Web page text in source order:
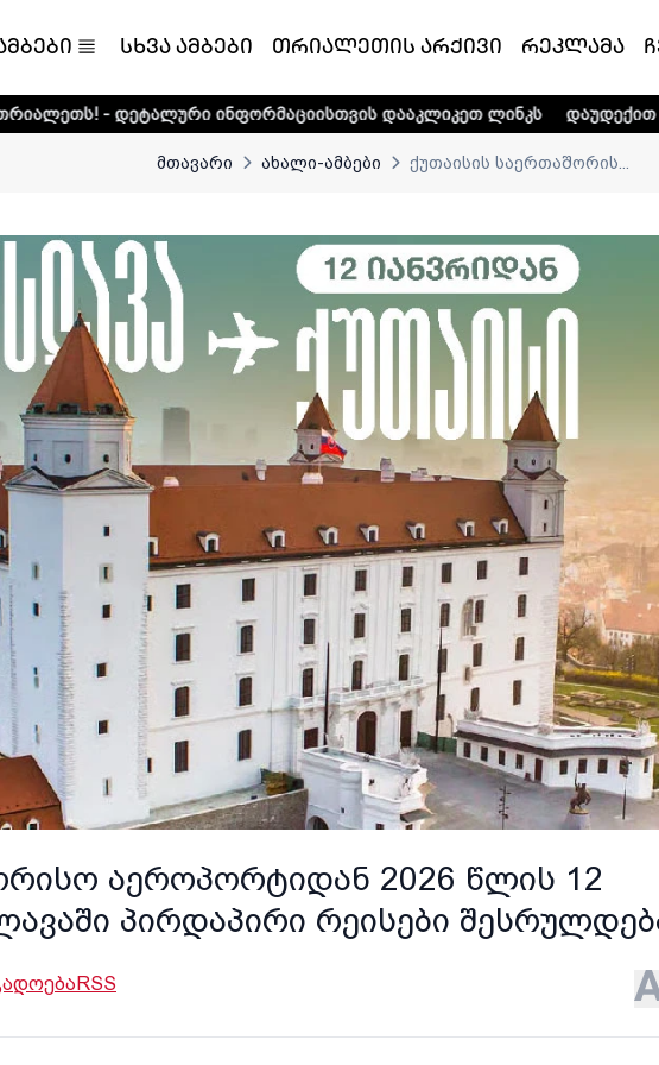
სხვა ამბები თრიალეთის არქივი რეკლამა
ინფორმაციისთვის დააკლიკეთ ლინკს დაუდექით მხარში ტელე-
მთავარი ახალი-ამბები ქუთაისის საერთაშორის...
აეროპორტიდან 2026 წლის 12
პირდაპირი რეისები
RSS